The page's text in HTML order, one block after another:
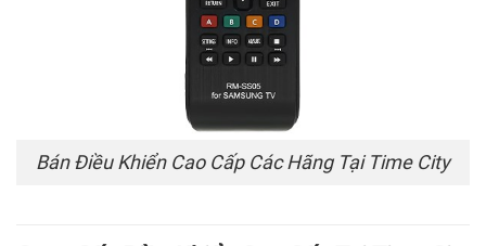
Bán Điều Khiển Cao Cấp Các Hãng Tại Time City